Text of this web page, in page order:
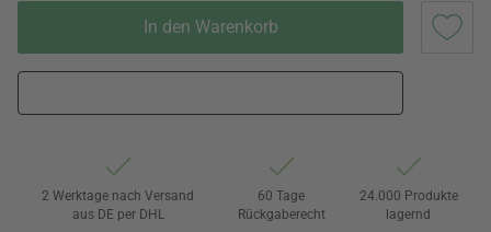
In den Warenkorb
2 Werktage nach Versand
aus DE per DHL
60 Tage
Rückgaberecht
24.000 Produkte
lagernd